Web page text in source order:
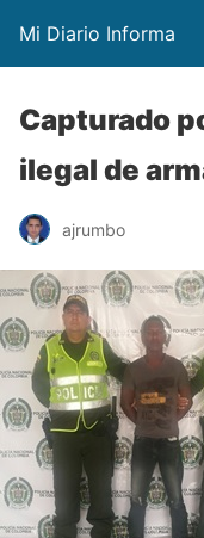
Mi Diario Informa
Capturado
ilegal de
ajrumbo